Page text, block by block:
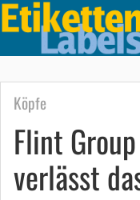
Köpfe
Flint
verlässt